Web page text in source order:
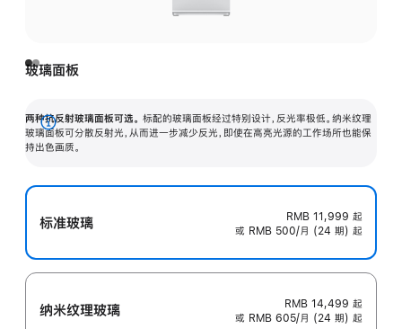
玻璃面板
两种抗反射玻璃面板可选。 标配的玻璃面板经过特别设计，反光率极低。纳米纹理
玻璃面板可分散反射光，从而进一步减少反光，即使在高亮光源的工作场所也能保
持出色画质。
展
开
标准玻璃 RMB 11,999 起
或 RMB 500/月 (24 期) 起
纳米纹理玻璃 RMB 14,499 起
或 RMB 605/月 (24 期) 起